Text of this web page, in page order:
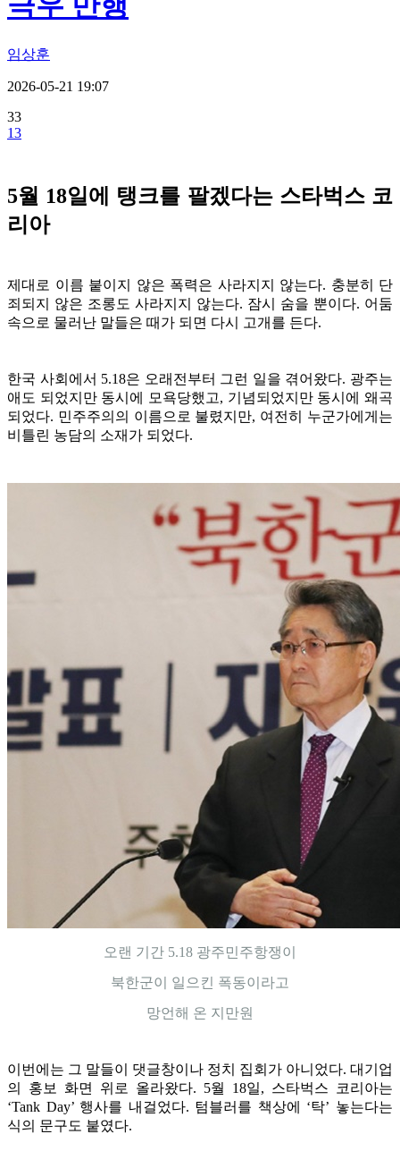
임상훈
2026-05-21 19:07
33
13
5월 18일에 탱크를 팔겠다는 스타벅스 코
리아
제대로 이름 붙이지 않은 폭력은 사라지지 않는다. 충분히 단
죄되지 않은 조롱도 사라지지 않는다. 잠시 숨을 뿐이다. 어둠
속으로 물러난 말들은 때가 되면 다시 고개를 든다.
한국 사회에서 5.18은 오래전부터 그런 일을 겪어왔다. 광주는
애도 되었지만 동시에 모욕당했고, 기념되었지만 동시에 왜곡
되었다. 민주주의의 이름으로 불렸지만, 여전히 누군가에게는
비틀린 농담의 소재가 되었다.
오랜 기간 5.18 광주민주항쟁이
북한군이 일으킨 폭동이라고
망언해 온 지만원
이번에는 그 말들이 댓글창이나 정치 집회가 아니었다. 대기업
의 홍보 화면 위로 올라왔다. 5월 18일, 스타벅스 코리아는
‘Tank Day’ 행사를 내걸었다. 텀블러를 책상에 ‘탁’ 놓는다는
식의 문구도 붙였다.